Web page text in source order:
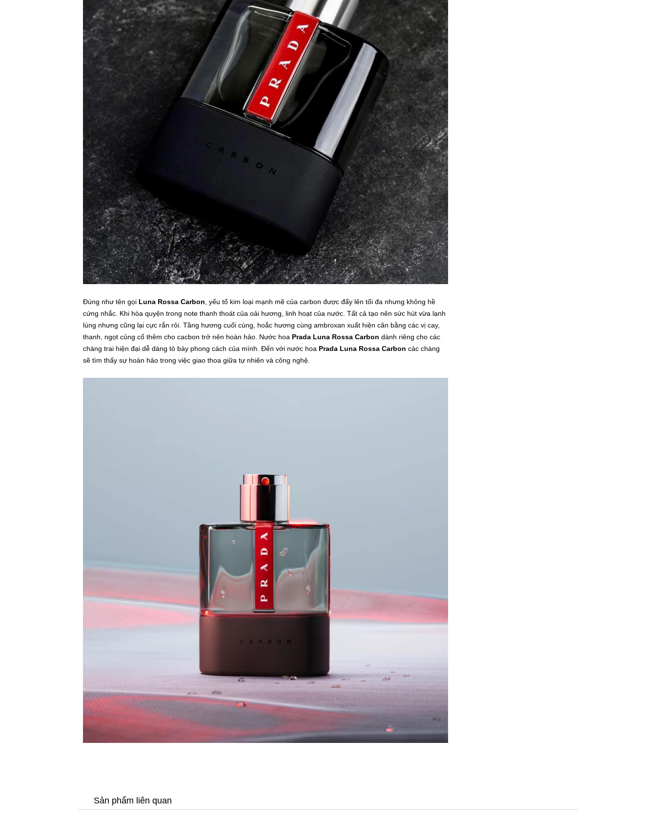
Đúng như tên gọi Luna Rossa Carbon , yếu tố kim loại mạnh mẽ của carbon được đẩy lên tối đa nhưng không hề
cứng nhắc. Khi hòa quyện trong note thanh thoát của oải hương, linh hoạt của nước. Tất cả tạo nên sức hút vừa lạnh
lùng nhưng cũng lại cực rắn rỏi. Tầng hương cuối cùng, hoắc hương cùng ambroxan xuất hiện cân bằng các vị cay,
thanh, ngọt củng cố thêm cho cacbon trở nên hoàn hảo. Nước hoa Prada Luna Rossa Carbon dành riêng cho các
chàng trai hiện đại dễ dàng tỏ bày phong cách của mình. Đến với nước hoa Prada Luna Rossa Carbon các chàng
sẽ tìm thấy sự hoàn hảo trong việc giao thoa giữa tự nhiên và công nghệ.
Sản phẩm liên quan